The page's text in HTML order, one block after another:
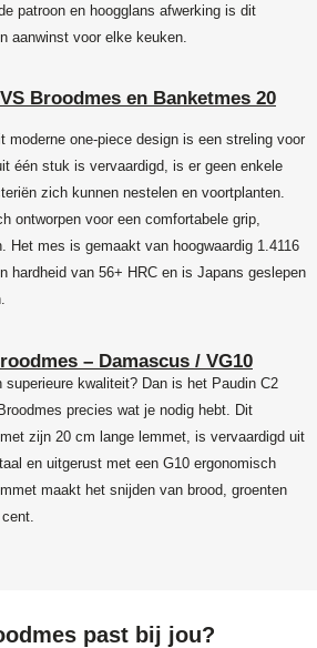
patroon en hoogglans afwerking is dit
aanwinst voor elke keuken.
Broodmes en Banketmes 20
moderne one-piece design is een streling voor
één stuk is vervaardigd, is er geen enkele
zich kunnen nestelen en voortplanten.
ontworpen voor een comfortabele grip,
Het mes is gemaakt van hoogwaardig 1.4116
hardheid van 56+ HRC en is Japans geslepen
– Damascus / VG10
kwaliteit? Dan is het Paudin C2
precies wat je nodig hebt. Dit
zijn 20 cm lange lemmet, is vervaardigd uit
en uitgerust met een G10 ergonomisch
maakt het snijden van brood, groenten
past bij jou?